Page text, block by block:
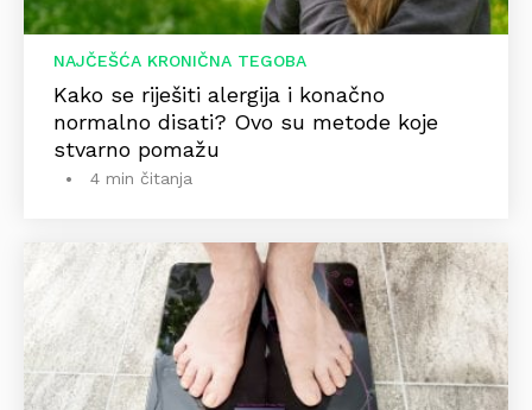
NAJČEŠĆA KRONIČNA TEGOBA
Kako se riješiti alergija i konačno
normalno disati? Ovo su metode koje
stvarno pomažu
4 min čitanja